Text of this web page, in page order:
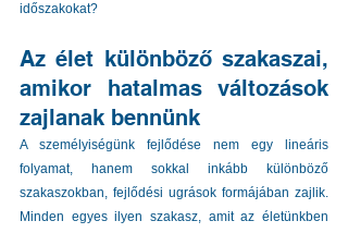
időszakokat?
Az élet különböző szakaszai,
amikor hatalmas változások
zajlanak bennünk
A személyiségünk fejlődése nem egy lineáris
folyamat, hanem sokkal inkább különböző
szakaszokban, fejlődési ugrások formájában zajlik.
Minden egyes ilyen szakasz, amit az életünkben